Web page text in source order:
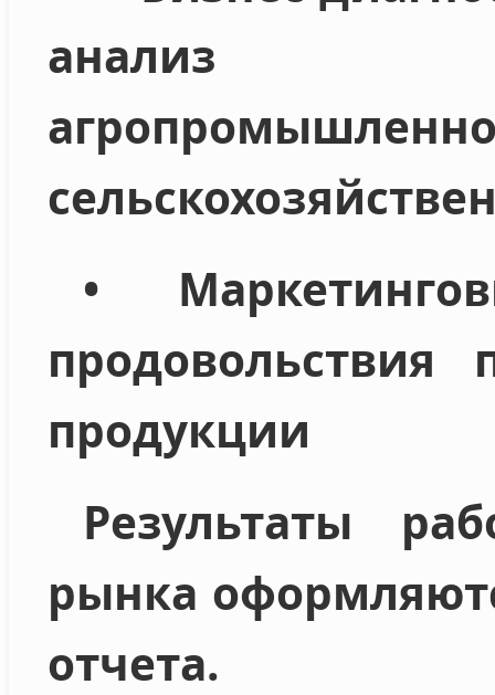
анализ
•
продукции
Результаты
рынка
отчета.